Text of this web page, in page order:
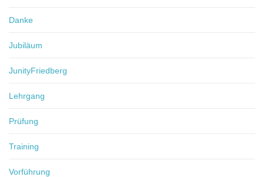
Danke
Jubiläum
JunityFriedberg
Lehrgang
Prüfung
Training
Vorführung